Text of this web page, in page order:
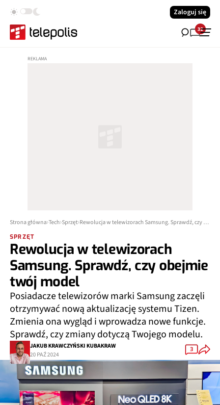
Zaloguj się
32
Strona główna Tech Sprzęt Rewolucja w telewizorach Samsung. Sprawdź, czy obejmie twój model
SPRZĘT
Rewolucja w telewizorach
Samsung. Sprawdź, czy obejmie
twój model
Posiadacze telewizorów marki Samsung zaczęli
otrzymywać nową aktualizację systemu Tizen.
Zmienia ona wygląd i wprowadza nowe funkcje.
Sprawdź, czy zmiany dotyczą Twojego modelu.
JAKUB KRAWCZYŃSKI KUBAKRAW
20 PAŹ 2024
3